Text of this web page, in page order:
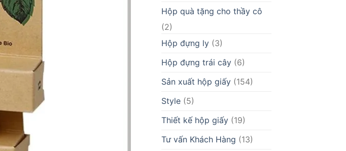
Hộp quà tặng cho thầy cô
(2)
Hộp đựng ly(3)
Hộp đựng trái cây(6)
Sản xuất hộp giấy(154)
Style(5)
Thiết kế hộp giấy(19)
Tư vấn Khách Hàng (13)